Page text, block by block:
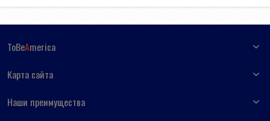
ToBeAmerica
Карта сайта
Наши преимущества